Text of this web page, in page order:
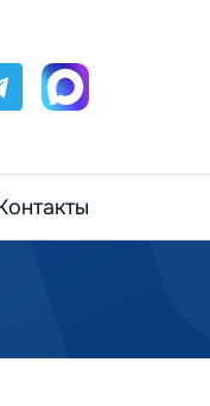
Telegram